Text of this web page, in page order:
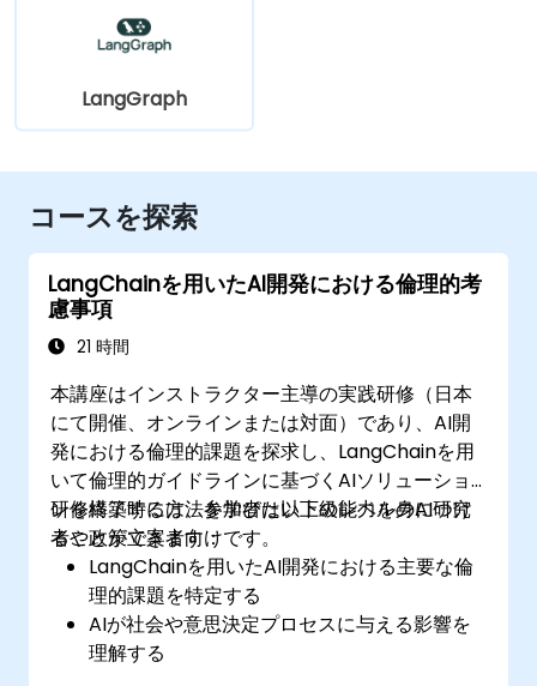
LangGraph
コースを探索
LangChainを用いたAI開発における倫理的考
慮事項
21 時間
本講座はインストラクター主導の実践研修（日本
にて開催、オンラインまたは対面）であり、AI開
発における倫理的課題を探求し、LangChainを用
いて倫理的ガイドラインに基づくAIソリューショ
ンを構築する方法を学びたい上級レベルのAI研究
者や政策立案者向けです。
研修終了時には、参加者は以下の能力を身につけ
ることができます：
LangChainを用いたAI開発における主要な倫
理的課題を特定する
AIが社会や意思決定プロセスに与える影響を
理解する